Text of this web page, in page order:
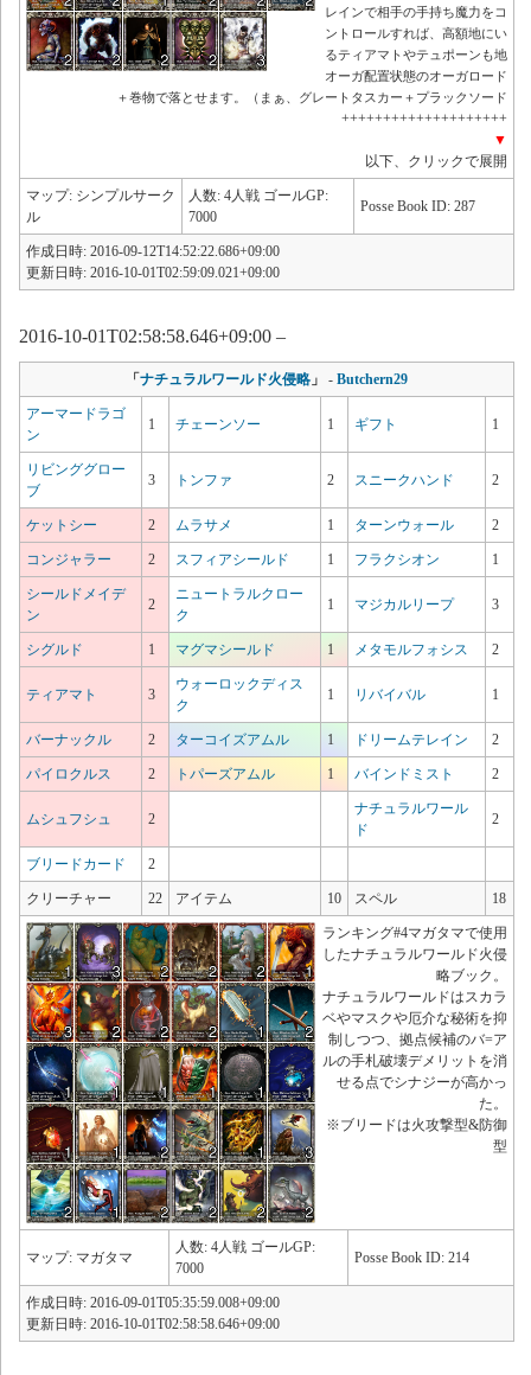
レインで相手の手持ち魔力をコ
ントロールすれば、高額地にい
るティアマトやテュポーンも地
オーガ配置状態のオーガロード
＋巻物で落とせます。（まぁ、グレートタスカー＋プラックソード
++++++++++++++++++++
▼
以下、クリックで展開
マップ: シンプルサーク
ル
人数: 4人戦 ゴールGP:
7000
Posse Book ID: 287
作成日時: 2016-09-12T14:52:22.686+09:00
更新日時: 2016-10-01T02:59:09.021+09:00
2016-10-01T02:58:58.646+09:00 –
「ナチュラルワールド火侵略 」 - Butchern29
アーマードラゴ
ン
1 チェーンソー 1 ギフト 1
リビンググロー
ブ
3 トンファ 2 スニークハンド 2
ケットシー 2 ムラサメ 1 ターンウォール 2
コンジャラー 2 スフィアシールド 1 フラクシオン 1
シールドメイデ
ン
2
ニュートラルクロー
ク
1 マジカルリープ 3
シグルド 1 マグマシールド 1 メタモルフォシス 2
ティアマト 3
ウォーロックディス
ク
1 リバイバル 1
バーナックル 2 ターコイズアムル 1 ドリームテレイン 2
パイロクルス 2 トパーズアムル 1 バインドミスト 2
ムシュフシュ 2
ナチュラルワール
ド
2
ブリードカード 2
クリーチャー 22 アイテム 10 スペル 18
ランキング#4マガタマで使用
したナチュラルワールド火侵
略ブック。
ナチュラルワールドはスカラ
ベやマスクや厄介な秘術を抑
制しつつ、拠点候補のバ=ア
ルの手札破壊デメリットを消
せる点でシナジーが高かっ
た。
※ブリードは火攻撃型&防御
型
マップ: マガタマ
人数: 4人戦 ゴールGP:
7000
Posse Book ID: 214
作成日時: 2016-09-01T05:35:59.008+09:00
更新日時: 2016-10-01T02:58:58.646+09:00